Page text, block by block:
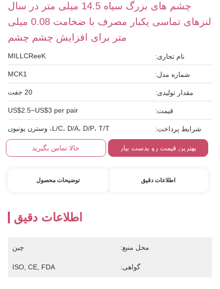
چشم های بزرگ سیاه 14.5 میلی متر در سال
لنزهای تماسی یکبار مصرف با ضخامت 0.08 میلی
متر برای افزایش چشم چشم
نام تجاری: MILLCReeK
شماره مدل: MCK1
مقدار تولیدی: 20 جفت
قیمت: US$2.5~US$3 per pair
شرایط پرداخت: L/C، D/A، D/P، T/T، وسترن یونیون
بهترین قیمت رو بدست بیار حالا تماس بگیرید
اطلاعات دقیق توضیحات محصول
اطلاعات دقیق
محل منبع: چین
گواهی: ISO, CE, FDA